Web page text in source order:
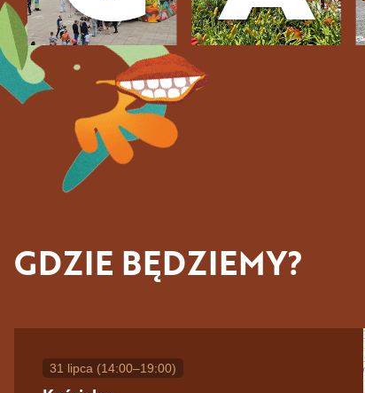
GDZIE BĘDZIEMY?
31 lipca (14:00–19:00)